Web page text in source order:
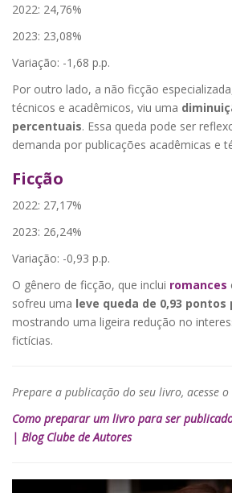
2022: 24,76%
2023: 23,08%
Variação: -1,68 p.p.
Por outro lado, a não ficção
técnicos e acadêmicos, viu uma
percentuais. Essa queda pode ser
demanda por publicações acadêmicas e
Ficção
2022: 27,17%
2023: 26,24%
Variação: -0,93 p.p.
O gênero de ficção, que inclui romances
sofreu uma leve queda de 0,93
mostrando uma ligeira redução no
fictícias.
Prepare a publicação do seu livro, acesse
Como preparar um livro para ser
| Blog Clube de Autores